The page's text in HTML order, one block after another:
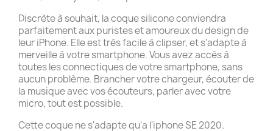
Discrète à souhait, la coque silicone conviendra
parfaitement aux puristes et amoureux du design de
leur iPhone. Elle est très facile à clipser, et s'adapte à
merveille à votre smartphone. Vous avez accès à
toutes les connectiques de votre smartphone, sans
aucun problème. Brancher votre chargeur, écouter de
la musique avec vos écouteurs, parler avec votre
micro, tout est possible.
Cette coque ne s'adapte qu'a l'iphone SE 2020.